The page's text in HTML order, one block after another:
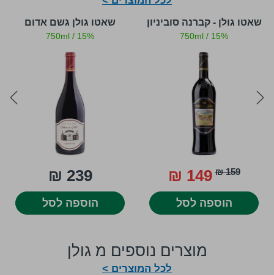
שאטו גולן - קברנה סוביניון
750ml / 15%
159 ₪
149 ₪
הוספה לסל
שאטו גולן גשם אדום
750ml / 15%
239 ₪
הוספה לסל
מוצרים נוספים מ גולן
לכל המוצרים >